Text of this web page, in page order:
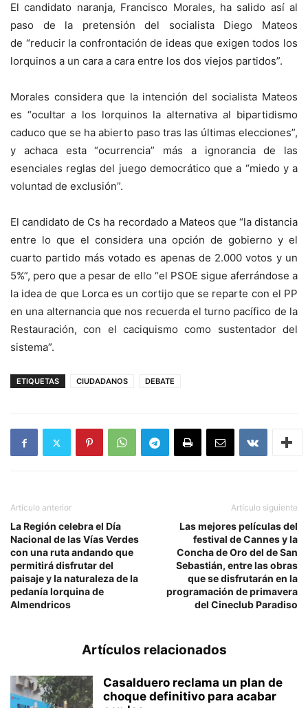
El candidato naranja, Francisco Morales, ha salido así al
paso de la pretensión del socialista Diego Mateos
de “reducir la confrontación de ideas que exigen todos los
lorquinos a un cara a cara entre los dos viejos partidos”.
Morales considera que la intención del socialista Mateos
es “ocultar a los lorquinos la alternativa al bipartidismo
caduco que se ha abierto paso tras las últimas elecciones”,
y achaca esta “ocurrencia” más a ignorancia de las
esenciales reglas del juego democrático que a “miedo y a
voluntad de exclusión”.
El candidato de Cs ha recordado a Mateos que “la distancia
entre lo que el considera una opción de gobierno y el
cuarto partido más votado es apenas de 2.000 votos y un
5%”, pero que a pesar de ello “el PSOE sigue aferrándose a
la idea de que Lorca es un cortijo que se reparte con el PP
en una alternancia que nos recuerda el turno pacífico de la
Restauración, con el caciquismo como sustentador del
sistema”.
ETIQUETAS CIUDADANOS DEBATE
Artículo anterior
La Región celebra el Día
Nacional de las Vías Verdes
con una ruta andando que
permitirá disfrutar del
paisaje y la naturaleza de la
pedanía lorquina de
Almendricos
Artículo siguiente
Las mejores películas del
festival de Cannes y la
Concha de Oro del de San
Sebastián, entre las obras
que se disfrutarán en la
programación de primavera
del Cineclub Paradiso
Artículos relacionados
Casalduero reclama un plan de
choque definitivo para acabar